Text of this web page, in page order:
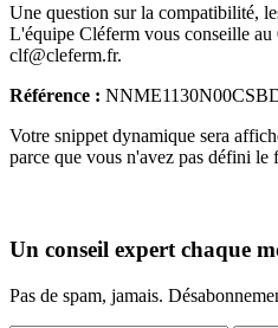
Une question sur la compatibilité,
L'équipe Cléferm vous conseille au
clf@cleferm.fr.
Référence :
Votre snippet dynamique sera
parce que vous n'avez pas défini le
Un conseil expert chaque
Pas de spam, jamais.